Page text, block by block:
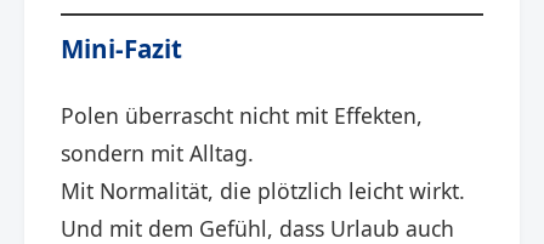
Mini-Fazit
Polen überrascht nicht mit Effekten,
sondern mit Alltag.
Mit Normalität, die plötzlich leicht wirkt.
Und mit dem Gefühl, dass Urlaub auch